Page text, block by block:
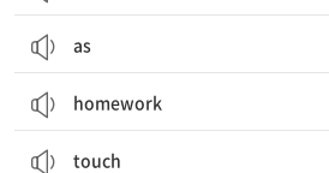
as
homework
touch